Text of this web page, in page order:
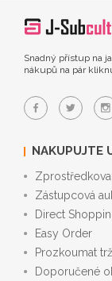
Snadný přístup na
nákupů na pár
NAKUPUJTE
Zástupcová
Direct
Easy Order
Prozkoumat
Doporučené